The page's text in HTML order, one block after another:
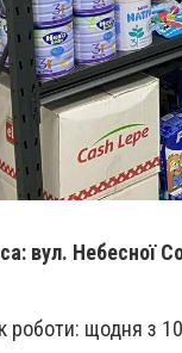
вул. Небесної
роботи: щодня з